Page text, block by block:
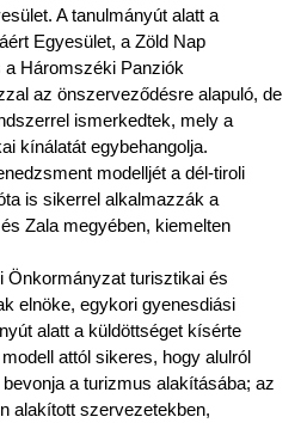
A tanulmányút alatt a
Egyesület, a Zöld Nap
Háromszéki Panziók
az önszerveződésre alapuló, de
ismerkedtek, mely a
kínálatát egybehangolja.
modelljét a dél-tiroli
is sikerrel alkalmazzák a
Zala megyében, kiemelten
Önkormányzat turisztikai és
elnöke, egykori gyenesdiási
alatt a küldöttséget kísérte
attól sikeres, hogy alulról
a turizmus alakításába; az
alakított szervezetekben,